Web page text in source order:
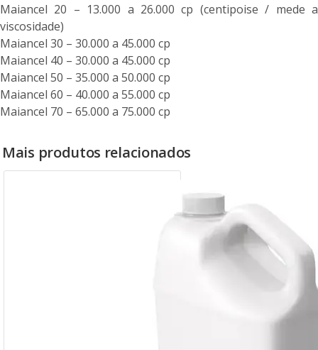
Maiancel 20 – 13.000 a 26.000 cp (centipoise / mede a
viscosidade)
Maiancel 30 – 30.000 a 45.000 cp
Maiancel 40 – 30.000 a 45.000 cp
Maiancel 50 – 35.000 a 50.000 cp
Maiancel 60 – 40.000 a 55.000 cp
Maiancel 70 – 65.000 a 75.000 cp
Mais produtos relacionados